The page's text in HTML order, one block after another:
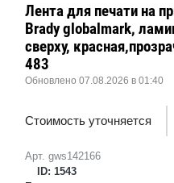
Арт. gws142166
ID: 1543
Лента для печати на
Brady globalmark,
сверху,
483
Обновлено 07.08.2026 в 01:40
Стоимость уточняется